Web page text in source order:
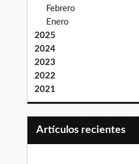
Febrero
Enero
2025
2024
2023
2022
2021
Artículos recientes